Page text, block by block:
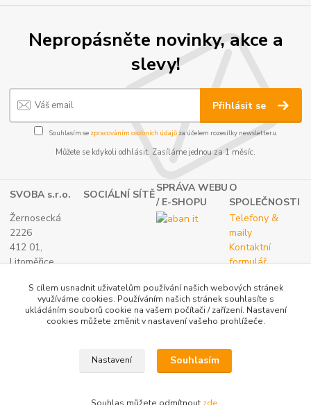
Nepropásněte novinky, akce a
slevy!
Přihlásit se
Souhlasím se zpracováním osobních údajůza účelem rozesílky newsletteru.
Můžete se kdykoli odhlásit. Zasíláme jednou za 1 měsíc.
SVOBA s.r.o. SOCIÁLNÍ SÍTĚ
SPRÁVA WEBU
/ E-SHOPU
O
SPOLEČNOSTI
Žernosecká
2226
412 01,
Litoměřice
(+420) 416 733
IČ: 27265382
Telefony &
maily
Kontaktní
formulář
S cílem usnadnit uživatelům používání našich webových stránek
využíváme cookies. Používáním našich stránek souhlasíte s
ukládáním souborů cookie na vašem počítači / zařízení. Nastavení
cookies můžete změnit v nastavení vašeho prohlížeče.
Nastavení Souhlasím